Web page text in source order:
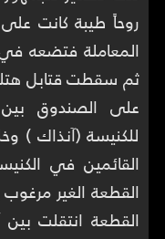
روحاً طيبة كانت
المعاملة فتضعه
ثم سقطت قتابل
على الصندوق
للكنيسة (آنذاك )
القائمين في
القطعة الغير
القطعة انتقلت